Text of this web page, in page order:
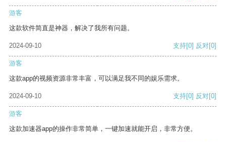
游客
这款软件简直是神器，解决了我所有问题。
2024-09-10 支持[0] 反对[0]
游客
这款app的视频资源非常丰富，可以满足我不同的娱乐需求。
2024-09-10 支持[0] 反对[0]
游客
这款加速器app的操作非常简单，一键加速就能开启，非常方便。